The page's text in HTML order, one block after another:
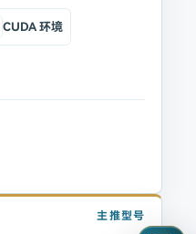
CUDA 环境
主推型号